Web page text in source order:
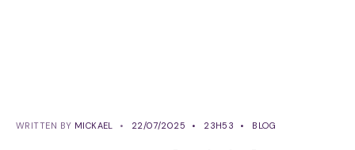
WRITTEN BY MICKAEL • 22/07/2025 • 23H53 • BLOG